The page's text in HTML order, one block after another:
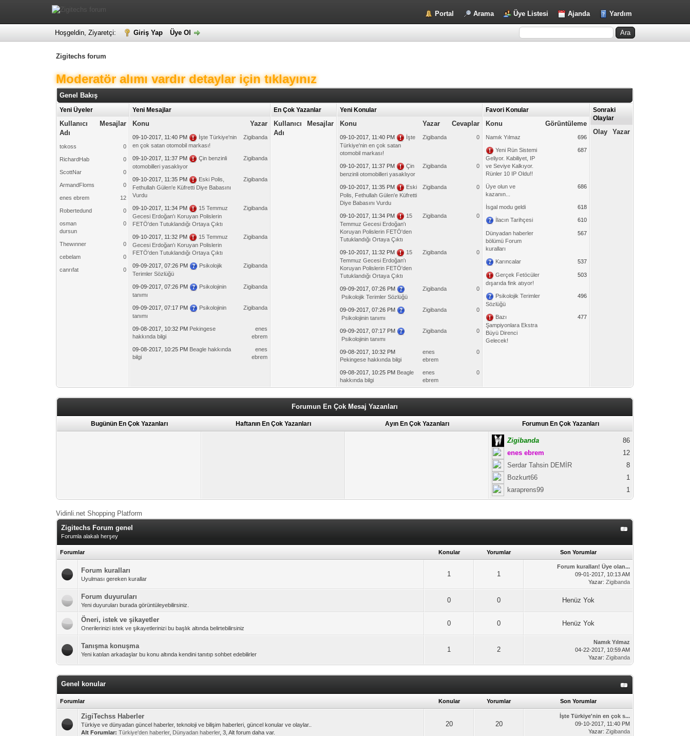
Portal Arama Üye Listesi Ajanda Yardım
Hoşgeldin, Ziyaretçi: Giriş Yap Üye Ol
Zigitechs forum
Moderatör alımı vardır detaylar için tıklayınız
Genel Bakış
Yeni Üyeler
Kullanıcı
Adı
Mesajlar
tokoss 0
RichardHab 0
ScottNar 0
ArmandFloms 0
enes ebrem 12
Robertedund 0
osman
dursun
0
Thewınner 0
cebelam 0
canrıfat 0
Yeni Mesajlar
Konu Yazar
09-10-2017, 11:40 PM
İşte Türkiye'nin
en çok satan otomobil markası!
Zigibanda
09-10-2017, 11:37 PM
Çin benzinli
otomobilleri yasaklıyor
Zigibanda
09-10-2017, 11:35 PM
Eski Polis,
Fethullah Gülen'e Küfretti Diye Babasını
Vurdu
Zigibanda
09-10-2017, 11:34 PM
15 Temmuz
Gecesi Erdoğan'ı Koruyan Polislerin
FETÖ'den Tutuklandığı Ortaya Çıktı
Zigibanda
09-10-2017, 11:32 PM
15 Temmuz
Gecesi Erdoğan'ı Koruyan Polislerin
FETÖ'den Tutuklandığı Ortaya Çıktı
Zigibanda
09-09-2017, 07:26 PM
Psikolojik
Terimler Sözlüğü
Zigibanda
09-09-2017, 07:26 PM
Psikolojinin
tanımı
Zigibanda
09-09-2017, 07:17 PM
Psikolojinin
tanımı
Zigibanda
09-08-2017, 10:32 PM Pekingese
hakkında bilgi
enes
ebrem
09-08-2017, 10:25 PM Beagle hakkında
bilgi
enes
ebrem
En Çok Yazanlar
Kullanıcı
Adı
Mesajlar
Yeni Konular
Konu Yazar Cevaplar
09-10-2017, 11:40 PM
İşte
Türkiye'nin en çok satan
otomobil markası!
Zigibanda 0
09-10-2017, 11:37 PM
Çin
benzinli otomobilleri yasaklıyor
Zigibanda 0
09-10-2017, 11:35 PM
Eski
Polis, Fethullah Gülen'e Küfretti
Diye Babasını Vurdu
Zigibanda 0
09-10-2017, 11:34 PM
15
Temmuz Gecesi Erdoğan'ı
Koruyan Polislerin FETÖ'den
Tutuklandığı Ortaya Çıktı
Zigibanda 0
09-10-2017, 11:32 PM
15
Temmuz Gecesi Erdoğan'ı
Koruyan Polislerin FETÖ'den
Tutuklandığı Ortaya Çıktı
Zigibanda 0
09-09-2017, 07:26 PM
Psikolojik Terimler Sözlüğü
Zigibanda 0
09-09-2017, 07:26 PM
Psikolojinin tanımı
Zigibanda 0
09-09-2017, 07:17 PM
Psikolojinin tanımı
Zigibanda 0
09-08-2017, 10:32 PM
Pekingese hakkında bilgi
enes
ebrem
0
09-08-2017, 10:25 PM Beagle
hakkında bilgi
enes
ebrem
0
Favori Konular
Konu Görüntüleme
Namık Yılmaz 696
Yeni Rün Sistemi
Geliyor. Kabiliyet, IP
ve Seviye Kalkıyor.
Rünler 10 IP Oldu!!
687
Üye olun ve
kazanın...
686
İsgal modu geldi 618
İlacın Tarihçesi 610
Dünyadan haberler
bölümü Forum
kuralları
567
Karıncalar 537
Gerçek Fetöcüler
dışarıda fink atıyor!
503
Psikolojik Terimler
Sözlüğü
496
Bazı
Şampiyonlara Ekstra
Büyü Direnci
Gelecek!
477
Sonraki
Olaylar
Olay Yazar
Forumun En Çok Mesaj Yazanları
Bugünün En Çok Yazanları Haftanın En Çok Yazanları Ayın En Çok Yazanları Forumun En Çok Yazanları
Zigibanda
86
enes ebrem
12
Serdar Tahsin DEMİR
8
Bozkurt66
1
karaprens99
1
Vidinli.net Shopping Platform
Zigitechs Forum genel
Forumla alakalı herşey
Forumlar Konular Yorumlar Son Yorumlar
Forum kuralları
Uyulması gereken kurallar
1 1
Forum kuralları! Üye olan...
09-01-2017, 10:13 AM
Yazar:Zigibanda
Forum duyuruları
Yeni duyuruları burada görüntüleyebilirsiniz.
0 0 Henüz Yok
Öneri, istek ve şikayetler
Onerilerinizi istek ve şikayetlerinizi bu başlık altında belirtebilirsiniz
0 0 Henüz Yok
Tanışma konuşma
Yeni katılan arkadaşlar bu konu altında kendini tanıtıp sohbet edebilirler
1 2
Namık Yılmaz
04-22-2017, 10:59 AM
Yazar:Zigibanda
Genel konular
Forumlar Konular Yorumlar Son Yorumlar
ZigiTechss Haberler
Türkiye ve dünyadan güncel haberler, teknoloji ve bilişim haberleri, güncel konular ve olaylar..
Alt Forumlar: Türkiye'den haberler, Dünyadan haberler, 3, Alt forum daha var.
20 20
İşte Türkiye'nin en çok s...
09-10-2017, 11:40 PM
Yazar:Zigibanda